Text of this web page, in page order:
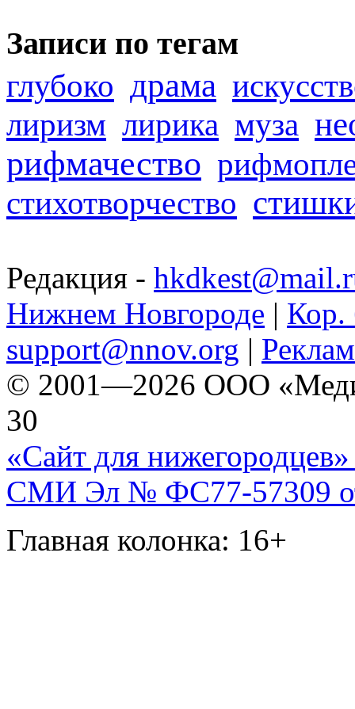
Записи по тегам
глубоко драма
лиризм лирика муза
рифмачество
стихотворчество
Редакция -
Нижнем Новгороде | Кор.
support@nnov.org |
© 2001—2026 ООО
30
«Сайт для нижегородцев»
СМИ Эл № ФС77-57309
Главная колонка: 16+